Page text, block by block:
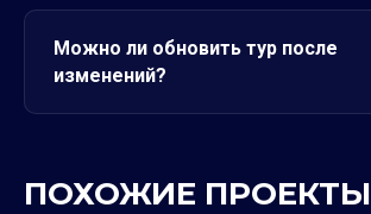
Можно ли обновить тур после
изменений?
ПОХОЖИЕ ПРОЕКТЫ